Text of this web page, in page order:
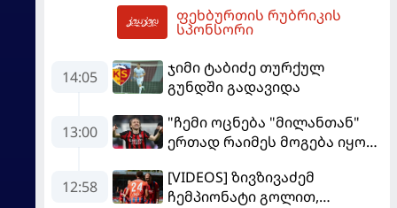
გახდება
ფეხბურთის რუბრიკის
სპონსორი
14:05
ჯიმი ტაბიძე თურქულ
გუნდში გადავიდა
13:00
"ჩემი ოცნება "მილანთან"
ერთად რაიმეს მოგება იყო" -
თავის მისიაზე ისაუბრა
12:58
[VIDEOS] ზივზივაძემ
ჩემპიონატი გოლით,